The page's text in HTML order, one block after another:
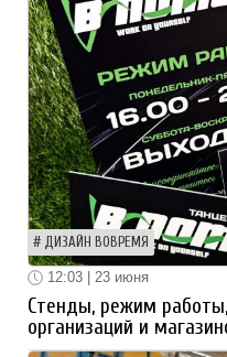
ДИЗАЙН ВОВРЕМЯ
12:03 | 23 июня
Стенды, режим
организаций и